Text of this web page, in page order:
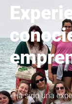
«Ha sido una